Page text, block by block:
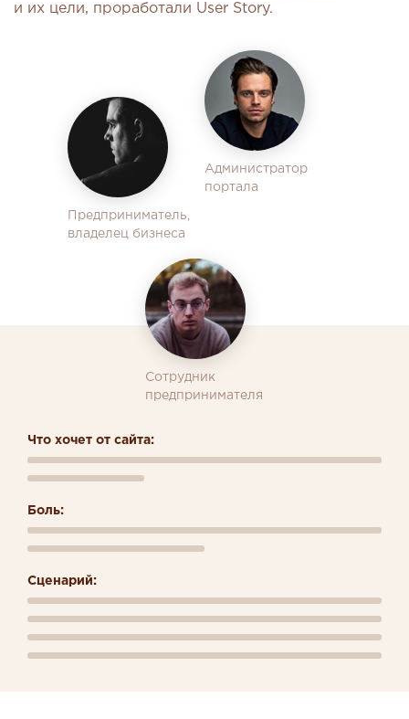
Предприниматель,
владелец бизнеса
Администратор
портала
Сотрудник
предпринимателя
Что хочет от сайта:
Боль:
Сценарий:
и их цели, проработали User Story.